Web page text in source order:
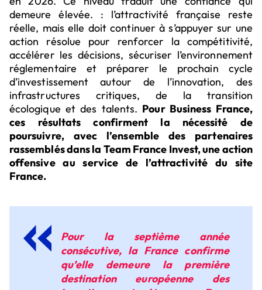
demeure élevée. : l’attractivité française reste
réelle, mais elle doit continuer à s’appuyer sur une
action résolue pour renforcer la compétitivité,
accélérer les décisions, sécuriser l’environnement
réglementaire et préparer le prochain cycle
d’investissement autour de l’innovation, des
infrastructures critiques, de la transition
écologique et des talents. Pour Business France,
ces résultats confirment la nécessité de
poursuivre, avec l’ensemble des partenaires
rassemblés dans la Team France Invest, une action
offensive au service de l’attractivité du site
France.
Pour la septième année
consécutive, la France confirme
qu’elle demeure la première
destination européenne des